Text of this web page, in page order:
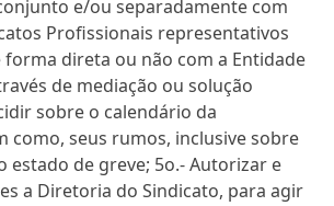
e/ou separadamente com
Profissionais representativos
forma direta ou não com a Entidade
de mediação ou solução
sobre o calendário da
como, seus rumos, inclusive sobre
estado de greve; 5o.- Autorizar e
a Diretoria do Sindicato, para agir